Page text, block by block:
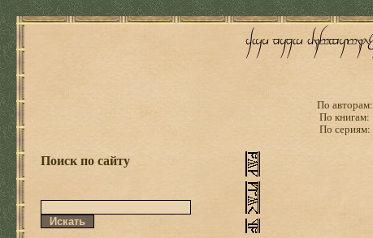
По авторам:
По книгам:
По сериям:
Поиск по сайту